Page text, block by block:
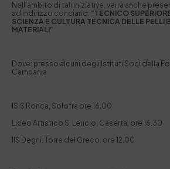
Nell’ambito di tali iniziative, verrà anche
ad indirizzo conciario: “TECNICO
SCIENZA E CULTURA TECNICA DELLE PELLI
MATERIALI”
Dove: presso alcuni degli Istituti Soci della
Campania
ISIS Ronca, Solofra ore 16.00
Liceo Artistico S. Leucio, Caserta, ore 16.30
IIS Degni, Torre del Greco, ore 12.00